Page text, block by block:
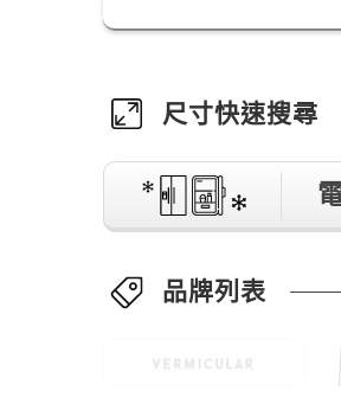
尺寸快速搜尋
品牌列表